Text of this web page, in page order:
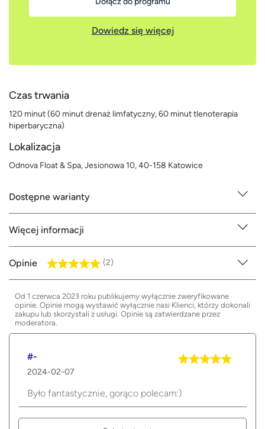
Dowiedz się więcej
Czas trwania
120 minut (60 minut drenaż limfatyczny, 60 minut tlenoterapia
hiperbaryczna)
Lokalizacja
Odnova Float & Spa, Jesionowa 10, 40-158 Katowice
Dostępne warianty
Więcej informacji
Opinie (2)
Od 1 czerwca 2023 roku publikujemy wyłącznie zweryfikowane
opinie. Opinie mogą wystawić wyłącznie nasi Klienci, którzy dokonali
zakupu lub skorzystali z usługi. Opinie są zatwierdzane przez
moderatora.
#-
2024-02-07
Było fantastycznie, gorąco polecam:)